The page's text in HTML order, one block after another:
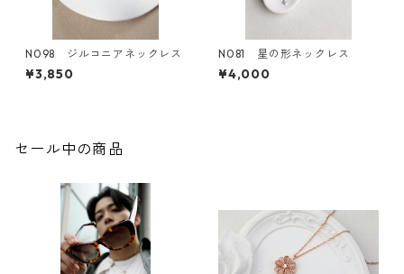
N098 ジルコニアネックレス
¥3,850
N081 星の形ネックレス
¥4,000
セール中の商品